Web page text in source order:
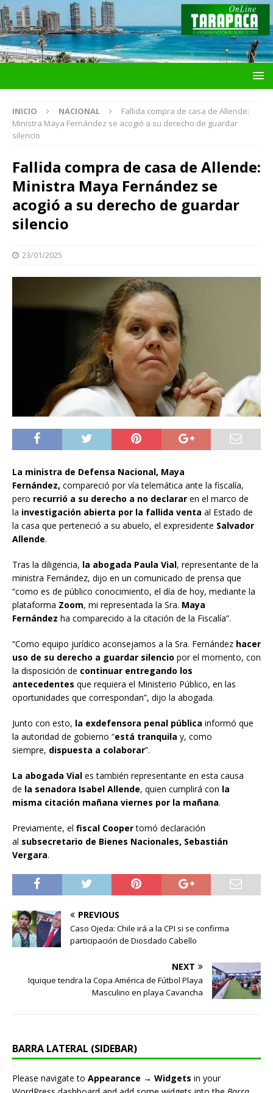
INICIO NACIONAL
Fallida compra de casa de Allende:
Ministra Maya Fernández se acogió a su derecho de guardar
silencio
Fallida compra de casa de Allende:
Ministra Maya Fernández se
acogió a su derecho de guardar
silencio
23/01/2025
La ministra de Defensa Nacional, Maya
Fernández, compareció por vía telemática ante la fiscalía,
pero recurrió a su derecho a no declarar en el marco de
la investigación abierta por la fallida venta al Estado de
la casa que perteneció a su abuelo, el expresidente Salvador
Allende.
Tras la diligencia, la abogada Paula Vial, representante de la
ministra Fernández, dijo en un comunicado de prensa que
“como es de público conocimiento, el día de hoy, mediante la
plataforma Zoom, mi representada la Sra. Maya
Fernández ha comparecido a la citación de la Fiscalía”.
“Como equipo jurídico aconsejamos a la Sra. Fernández hacer
uso de su derecho a guardar silencio por el momento, con
la disposición de continuar entregando los
antecedentes que requiera el Ministerio Público, en las
oportunidades que correspondan”, dijo la abogada.
Junto con esto, la exdefensora penal pública informó que
la autoridad de gobierno “está tranquila y, como
siempre, dispuesta a colaborar”.
La abogada Vial es también representante en esta causa
de la senadora Isabel Allende, quien cumplirá con la
misma citación mañana viernes por la mañana.
Previamente, el fiscal Coopertomó declaración
al subsecretario de Bienes Nacionales, Sebastián
Vergara.
PREVIOUS
Caso Ojeda: Chile irá a la CPI si se confirma
participación de Diosdado Cabello
NEXT
Iquique tendra la Copa América de Fútbol Playa
Masculino en playa Cavancha
BARRA LATERAL (SIDEBAR)
Please navigate to Appearance → Widgets in your